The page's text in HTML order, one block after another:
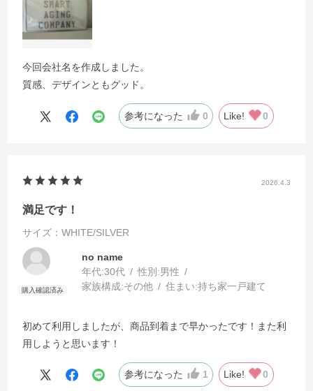
今回会社名を作成しました。
質感、デザインともグッド。
参考になった 0 Like! 0
2026.4.3
満足です！
サイズ：WHITE/SILVER
no name
年代:30代 性別:男性
家族構成:その他 住まい:持ち家一戸建て
初めて利用しましたが、商品到着まで早かったです！また利
用しようと思います！
参考になった 1 Like! 0